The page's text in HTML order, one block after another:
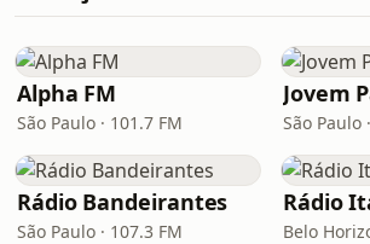
Alpha FM
São Paulo · 101.7 FM
Jovem
São Paulo
Rádio Bandeirantes
São Paulo · 107.3 FM
Rádio